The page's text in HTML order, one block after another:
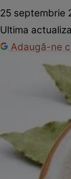
25 septembrie
Ultima
Adaugă-ne